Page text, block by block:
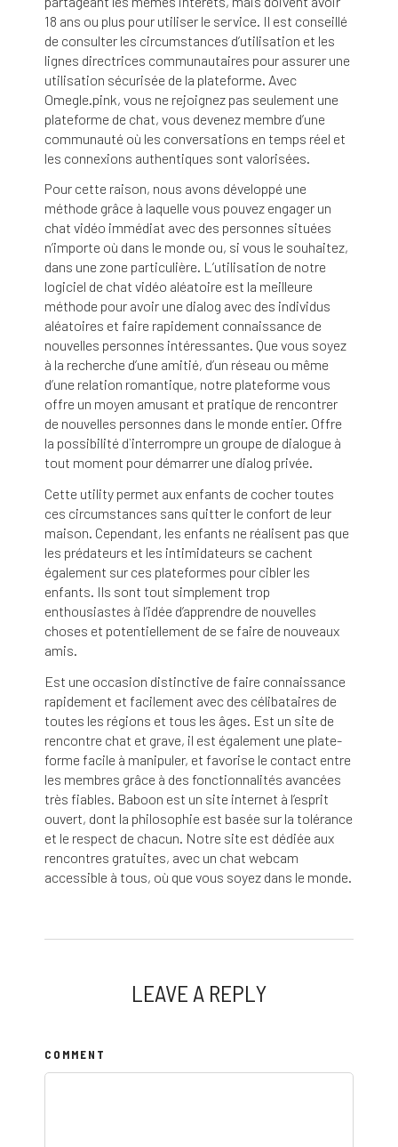
18 ans ou plus pour utiliser le service. Il est conseillé
de consulter les circumstances d’utilisation et les
lignes directrices communautaires pour assurer une
utilisation sécurisée de la plateforme. Avec
Omegle.pink, vous ne rejoignez pas seulement une
plateforme de chat, vous devenez membre d’une
communauté où les conversations en temps réel et
les connexions authentiques sont valorisées.
Pour cette raison, nous avons développé une
méthode grâce à laquelle vous pouvez engager un
chat vidéo immédiat avec des personnes situées
n’importe où dans le monde ou, si vous le souhaitez,
dans une zone particulière. L’utilisation de notre
logiciel de chat vidéo aléatoire est la meilleure
méthode pour avoir une dialog avec des individus
aléatoires et faire rapidement connaissance de
nouvelles personnes intéressantes. Que vous soyez
à la recherche d’une amitié, d’un réseau ou même
d’une relation romantique, notre plateforme vous
offre un moyen amusant et pratique de rencontrer
de nouvelles personnes dans le monde entier. Offre
la possibilité d`interrompre un groupe de dialogue à
tout moment pour démarrer une dialog privée.
Cette utility permet aux enfants de cocher toutes
ces circumstances sans quitter le confort de leur
maison. Cependant, les enfants ne réalisent pas que
les prédateurs et les intimidateurs se cachent
également sur ces plateformes pour cibler les
enfants. Ils sont tout simplement trop
enthousiastes à l’idée d’apprendre de nouvelles
choses et potentiellement de se faire de nouveaux
amis.
Est une occasion distinctive de faire connaissance
rapidement et facilement avec des célibataires de
toutes les régions et tous les âges. Est un site de
rencontre chat et grave, il est également une plate-
forme facile à manipuler, et favorise le contact entre
les membres grâce à des fonctionnalités avancées
très fiables. Baboon est un site internet à l’esprit
ouvert, dont la philosophie est basée sur la tolérance
et le respect de chacun. Notre site est dédiée aux
rencontres gratuites, avec un chat webcam
accessible à tous, où que vous soyez dans le monde.
LEAVE A REPLY
COMMENT